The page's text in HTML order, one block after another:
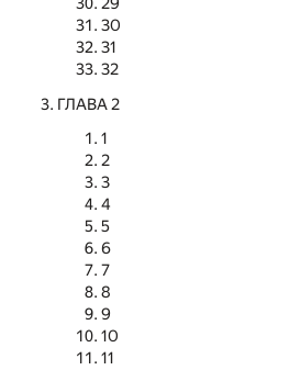
29
30
31
32
ГЛАВА 2
1
2
3
4
5
6
7
8
9
10
11